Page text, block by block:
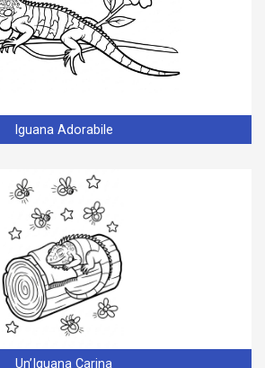
Iguana Adorabile
Un’Iguana Carina